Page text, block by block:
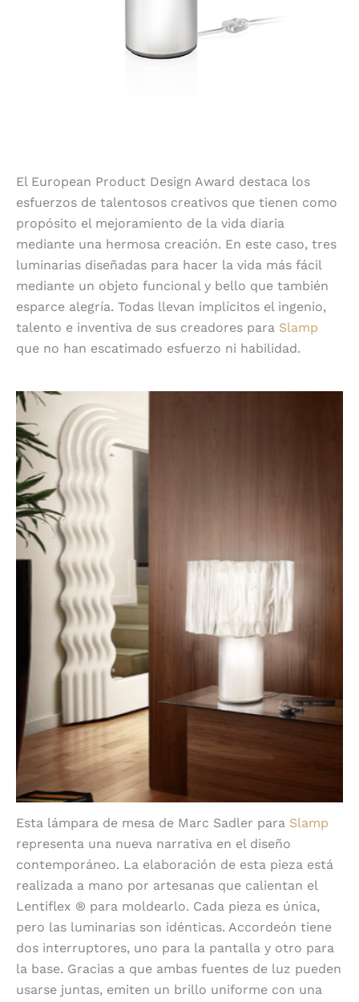
El European Product Design Award destaca los
esfuerzos de talentosos creativos que tienen como
propósito el mejoramiento de la vida diaria
mediante una hermosa creación. En este caso, tres
luminarias diseñadas para hacer la vida más fácil
mediante un objeto funcional y bello que también
esparce alegría. Todas llevan implícitos el ingenio,
talento e inventiva de sus creadores para Slamp
que no han escatimado esfuerzo ni habilidad.
Esta lámpara de mesa de Marc Sadler para Slamp
representa una nueva narrativa en el diseño
contemporáneo. La elaboración de esta pieza está
realizada a mano por artesanas que calientan el
Lentiflex ® para moldearlo. Cada pieza es única,
pero las luminarias son idénticas. Accordeón tiene
dos interruptores, uno para la pantalla y otro para
la base. Gracias a que ambas fuentes de luz pueden
usarse juntas, emiten un brillo uniforme con una